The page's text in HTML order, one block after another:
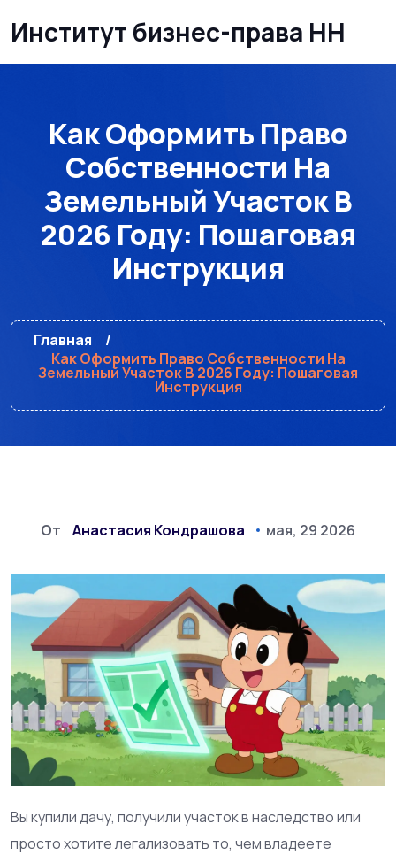
Институт бизнес-права НН
Как Оформить Право
Собственности На
Земельный Участок В
2026 Году: Пошаговая
Инструкция
Главная
Как Оформить Право Собственности На
Земельный Участок В 2026 Году: Пошаговая
Инструкция
От Анастасия Кондрашова мая, 29 2026
Вы купили дачу, получили участок в наследство или
просто хотите легализовать то, чем владеете